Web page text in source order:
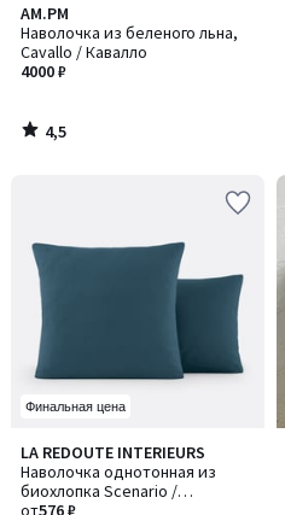
AM.PM
Наволочка из беленого льна,
Cavallo / Кавалло
4000 ₽
4,5
/ 5
4,5
/
Финальная цена
LA REDOUTE INTERIEURS
Наволочка однотонная из
биохлопка Scenario /
Сценарио
от576 ₽
3,9
/ 5
Количество
цветов:
2